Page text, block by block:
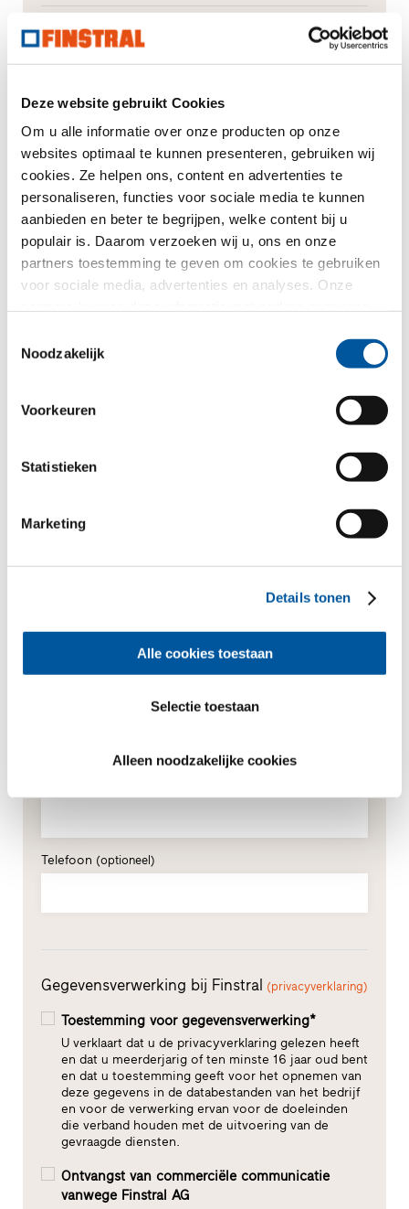
Deze website gebruikt Cookies
Om u alle informatie over onze producten op onze
websites optimaal te kunnen presenteren, gebruiken wij
cookies. Ze helpen ons, content en advertenties te
personaliseren, functies voor sociale media te kunnen
aanbieden en beter te begrijpen, welke content bij u
populair is. Daarom verzoeken wij u, ons en onze
partners toestemming te geven om cookies te gebruiken
voor sociale media, advertenties en analyses. Onze
kader van uw gebruik van de diensten hebben
Noodzakelijk
Voorkeuren
Statistieken
Marketing
Details tonen
Alle cookies toestaan
Selectie toestaan
Alleen noodzakelijke cookies
Ramen
Glasgevels
Raamvervanging
Nieuw-/Verbouwing
Uw bericht
*Verplichte velden
Hoe mogen wij contact met u opnemen?
Telefoon (optioneel)
Gegevensverwerking bij Finstral (privacyverklaring)
Toestemming voor gegevensverwerking*
U verklaart dat u de privacyverklaring gelezen heeft
en dat u meerderjarig of ten minste 16 jaar oud bent
en dat u toestemming geeft voor het opnemen van
deze gegevens in de databestanden van het bedrijf
en voor de verwerking ervan voor de doeleinden
die verband houden met de uitvoering van de
gevraagde diensten.
Ontvangst van commerciële communicatie
vanwege Finstral AG